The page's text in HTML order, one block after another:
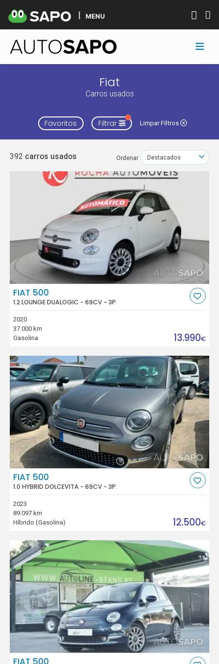
MENU
Fiat
Carros usados
Favoritos Filtrar Limpar Filtros
392 carros usados Ordenar
FIAT 500
1.2 LOUNGE DUALOGIC - 69CV - 3P
2020
37.000 km
Gasolina
13.990€
FIAT 500
1.0 HYBRID DOLCEVITA - 69CV - 3P
2023
89.097 km
Híbrido (Gasolina)
12.500€
FIAT 500